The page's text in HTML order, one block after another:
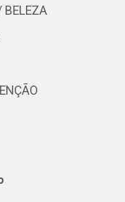
BELEZA